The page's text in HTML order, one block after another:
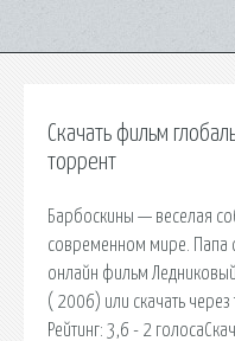
Скачать фильм
торрент
Барбоскины — веселая
современном мире. Папа
онлайн фильм
( 2006) или скачать
Рейтинг: 3,6 - 2